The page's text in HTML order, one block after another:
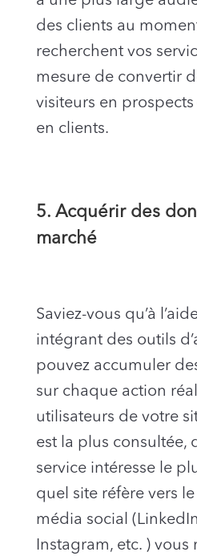
des clients au
recherchent vos
mesure de convertir
visiteurs en
en clients.
5. Acquérir des
marché
Saviez-vous qu’à
intégrant des outils
pouvez accumuler
sur chaque action
utilisateurs de votre
est la plus consultée,
service intéresse le
quel site réfère vers
média social
Instagram, etc. )